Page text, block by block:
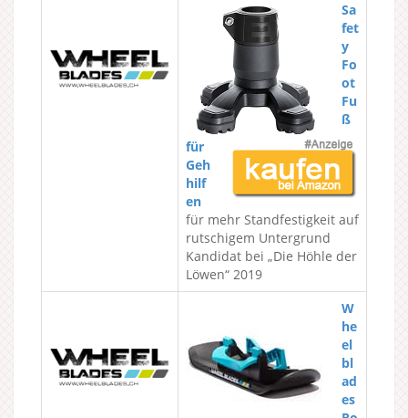
Sa
fet
y
Fo
ot
Fu
ß
für
Geh
hilf
en
für mehr Standfestigkeit auf
rutschigem Untergrund
Kandidat bei „Die Höhle der
Löwen“ 2019
W
he
el
bl
ad
es